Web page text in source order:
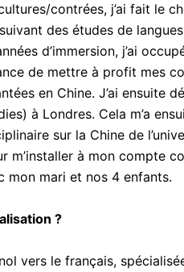
contrées, j’ai fait le
des études de
d’immersion, j’ai
de mettre à profit mes
en Chine. J’ai ensuite
à Londres. Cela m’a
sur la Chine de
m’installer à mon compte
mon mari et nos 4 enfants.
?
vers le français,